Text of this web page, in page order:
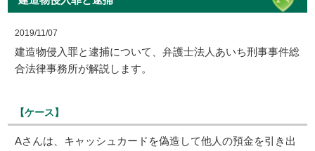
2019/11/07
建造物侵入罪と逮捕について、弁護士法人あいち刑事事件総
合法律事務所が解説します。
【ケース】
Aさんは、キャッシュカードを偽造して他人の預金を引き出